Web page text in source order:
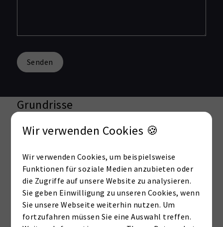
Senden
Grundrisse
Externe Dienste / Social
Media
Inhalte aus externen Quellen,
Videoplattformen und Social-Media-
Wir verwenden Cookies 🍪
Wir verwenden Cookies, um beispielsweise
Funktionen für soziale Medien anzubieten oder
die Zugriffe auf unsere Website zu analysieren.
Sie geben Einwilligung zu unseren Cookies, wenn
Sie unsere Webseite weiterhin nutzen. Um
fortzufahren müssen Sie eine Auswahl treffen.